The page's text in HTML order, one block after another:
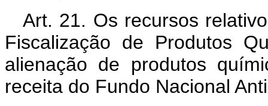
Art. 21. Os recursos
Fiscalização de Produtos
alienação de produtos
receita do Fundo Nacional